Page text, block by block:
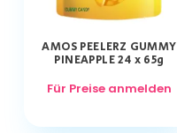
AMOS PEELERZ GUMMY
PINEAPPLE 24 x 65g
Für Preise anmelden